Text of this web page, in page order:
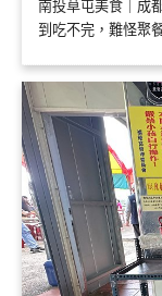
南投草屯美食｜成
到吃不完，難怪聚